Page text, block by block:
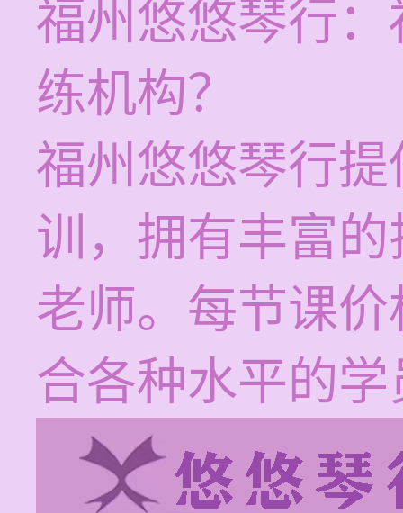
福州悠悠琴行
练机构？
福州悠悠琴行
训，拥有丰富
老师。每节课
合各种水平的学